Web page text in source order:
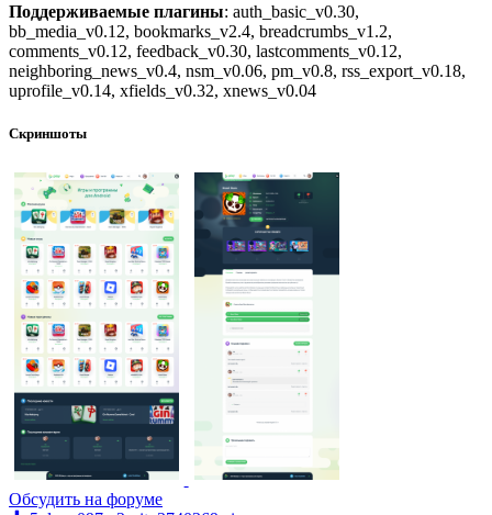
Поддерживаемые плагины: auth_basic_v0.30,
bb_media_v0.12, bookmarks_v2.4, breadcrumbs_v1.2,
comments_v0.12, feedback_v0.30, lastcomments_v0.12,
neighboring_news_v0.4, nsm_v0.06, pm_v0.8, rss_export_v0.18,
uprofile_v0.14, xfields_v0.32, xnews_v0.04
Скриншоты
Обсудить на форуме